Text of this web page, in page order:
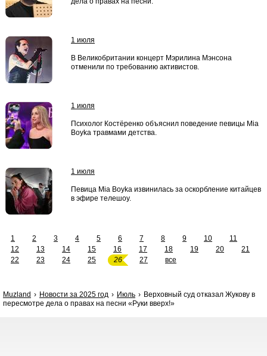
1 июля
В Великобритании концерт Мэрилина Мэнсона
отменили по требованию активистов.
1 июля
Психолог Костёренко объяснил поведение певицы Mia
Boyka травмами детства.
1 июля
Певица Mia Boyka извинилась за оскорбление китайцев
в эфире телешоу.
1 2 3 4 5 6 7 8 9 10
11
12
13 14 15 16 17 18 19 20
21
22
23 24 25 26 27 все
Muzland Новости за 2025 год Июль
Верховный суд отказал Жукову в
пересмотре дела о правах на песни «Руки вверх!»